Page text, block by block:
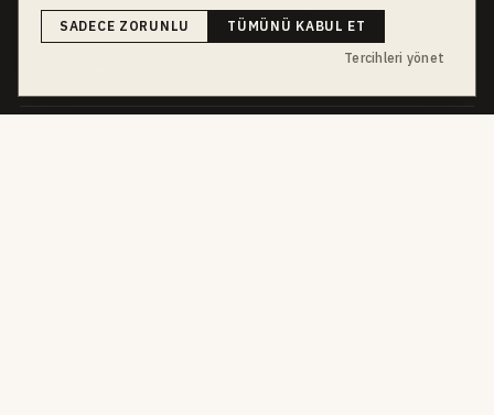
İnegöl inegol-belediyesi alper-taban trafik-kazasi
İnegöl Haber
Güncel
Haberler bursa-buyuksehir-belediyesi Bursa
SADECE ZORUNLU
TÜMÜNÜ KABUL ET
Tercihleri yönet